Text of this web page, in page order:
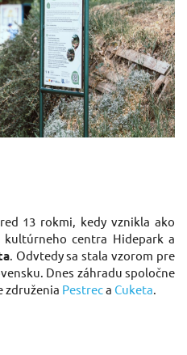
13 rokmi, kedy vznikla ako
centra Hidepark a
. Odvtedy sa stala vzorom pre
Dnes záhradu spoločne
združenia Pestreca Cuketa.